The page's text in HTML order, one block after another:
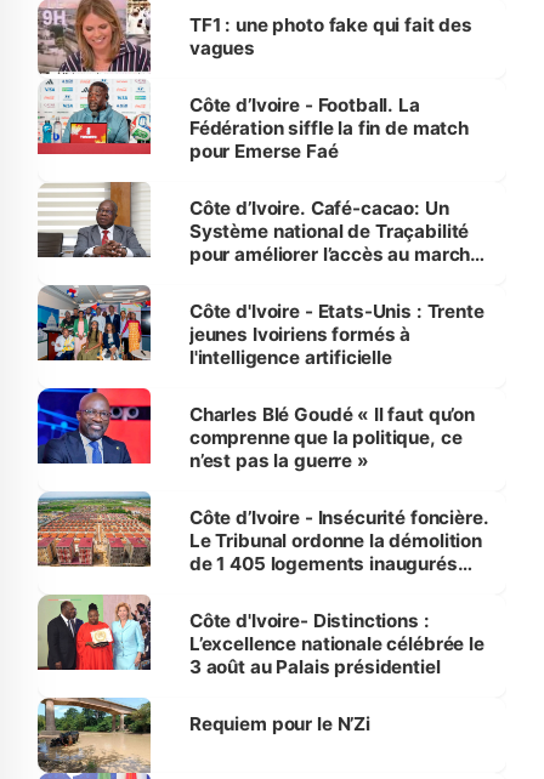
sur la scène internationale »
TF1 : une photo fake qui fait des
vagues
Côte d’Ivoire - Football. La
Fédération siffle la fin de match
pour Emerse Faé
Côte d’Ivoire. Café-cacao: Un
Système national de Traçabilité
pour améliorer l’accès au marché
Côte d'Ivoire - Etats-Unis : Trente
jeunes Ivoiriens formés à
l'intelligence artificielle
Charles Blé Goudé « Il faut qu’on
comprenne que la politique, ce
n’est pas la guerre »
Côte d’Ivoire - Insécurité foncière.
Le Tribunal ordonne la démolition
de 1 405 logements inaugurés
Bassam
Côte d'Ivoire- Distinctions :
L’excellence nationale célébrée le
3 août au Palais présidentiel
Requiem pour le N’Zi